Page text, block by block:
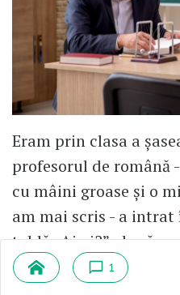
Eram prin clasa a
profesorul de română
cu mâini groase și o
am mai scris - a intrat
tablă „Ai ai?”, după
și a zis: „Cine vrea să
1